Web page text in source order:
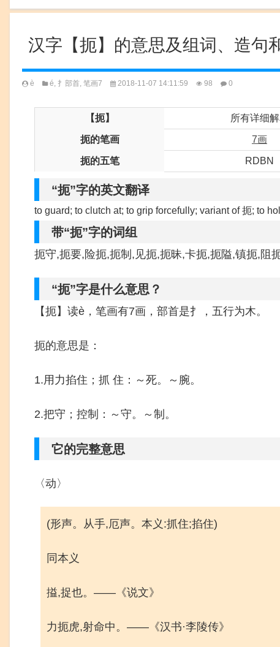
汉字【扼】的意思及组词、造句
è é, 扌部首, 笔画7 2018-11-07 14:11:59 98 0
【扼】 所有详细
扼的笔画 7画
扼的五笔 RDBN
“扼”字的英文翻译
to guard; to clutch at; to grip forcefully; variant of 扼; to
带“扼”字的词组
扼守,扼要,险扼,扼制,见扼,扼昧,卡扼,扼隘,镇扼,阻
“扼”字是什么意思？
【扼】读è，笔画有7画，部首是扌，五行为木。
扼的意思是：
1.用力掐住；抓 住：～死。～腕。
2.把守；控制：～守。～制。
它的完整意思
〈动〉
(形声。从手,厄声。本义:抓住;掐住)
同本义
搤,捉也。——《说文》
力扼虎,射命中。——《汉书·李陵传》